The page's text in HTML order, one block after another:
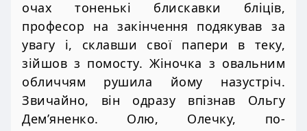
очах тоненькі блискавки бліців,
професор на закінчення подякував за
увагу і, склавши свої папери в теку,
зійшов з помосту. Жіночка з овальним
обличчям рушила йому назустріч.
Звичайно, він одразу впізнав Ольгу
Дем’яненко. Олю, Олечку, по-